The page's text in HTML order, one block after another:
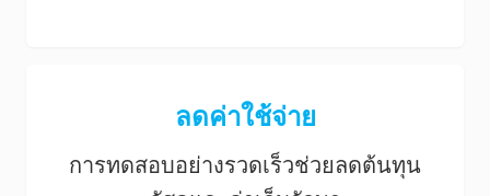
ลดค่าใช้จ่าย
การทดสอบอย่างรวดเร็วช่วยลดต้นทุน